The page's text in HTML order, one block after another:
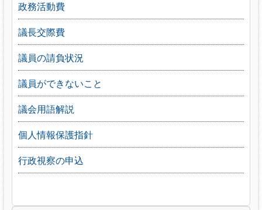
政務活動費
議長交際費
議員の請負状況
議員ができないこと
議会用語解説
個人情報保護指針
行政視察の申込